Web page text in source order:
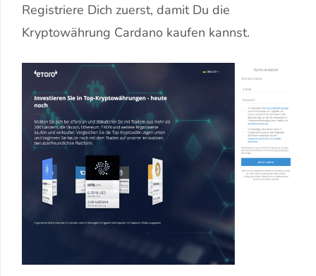
Registriere Dich zuerst, damit Du die
Kryptowährung Cardano kaufen kannst.